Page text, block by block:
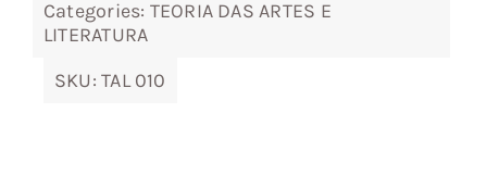
Categories: TEORIA DAS ARTES E
LITERATURA
SKU:TAL 010